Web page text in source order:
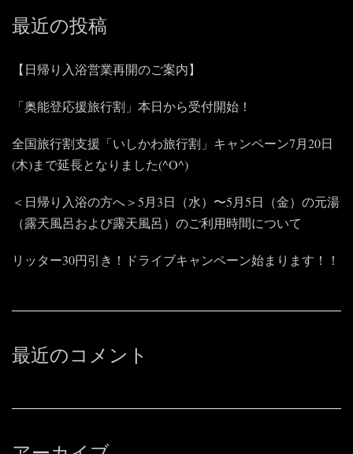
最近の投稿
【日帰り入浴営業再開のご案内】
「奥能登応援旅行割」本日から受付開始！
全国旅行割支援「いしかわ旅行割」キャンペーン7月20日
(木)まで延長となりました(^O^)
＜日帰り入浴の方へ＞5月3日（水）〜5月5日（金）の元湯
（露天風呂および露天風呂）のご利用時間について
リッター30円引き！ドライブキャンペーン始まります！！
最近のコメント